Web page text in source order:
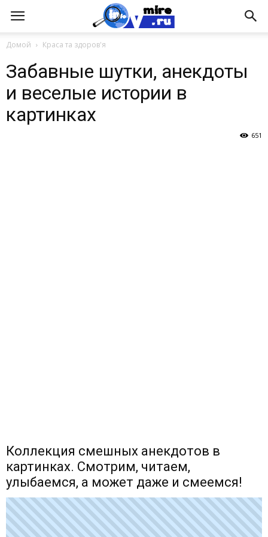
Домой Краса та здоров'я
Забавные шутки, анекдоты
и веселые истории в
картинках
651
Коллекция смешных анекдотов в
картинках. Смотрим, читаем,
улыбаемся, а может даже и смеемся!